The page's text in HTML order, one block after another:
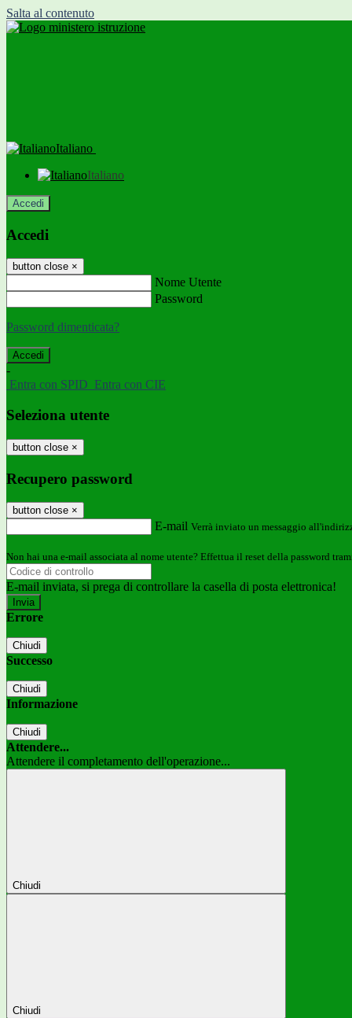
Salta al contenuto
Italiano
Italiano
Accedi
Accedi
button close ×
Nome Utente
Password
Password dimenticata?
-
Entra con SPID Entra con CIE
Seleziona utente
button close ×
Recupero password
button close ×
E-mail Verrà inviato un messaggio
Non hai una e-mail associata al nome utente? Effettua il reset della password
E-mail inviata, si prega di controllare la casella di posta elettronica!
Errore
Chiudi
Successo
Chiudi
Informazione
Chiudi
Attendere...
Attendere il completamento dell'operazione...
Chiudi
Chiudi